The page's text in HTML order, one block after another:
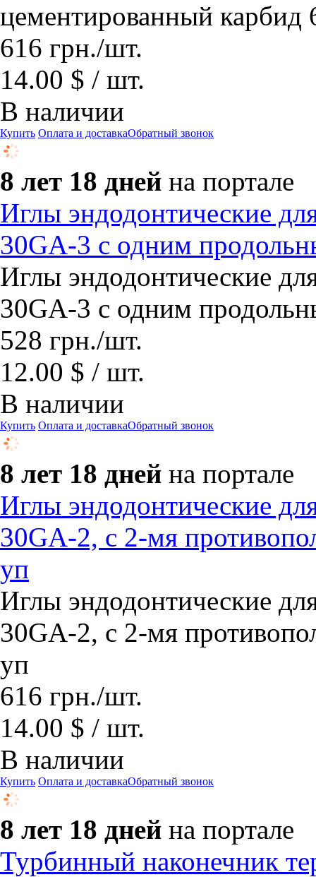
цементированный карбид
616 грн./шт.
14.00 $ / шт.
В наличии
Купить Оплата и доставкаОбратный звонок
8 лет 18 дней на портале
Иглы эндодонтические
30GA-3 с одним
Иглы эндодонтические
30GA-3 с одним
528 грн./шт.
12.00 $ / шт.
В наличии
Купить Оплата и доставкаОбратный звонок
8 лет 18 дней на портале
Иглы эндодонтические
30GA-2, с 2-мя
уп
Иглы эндодонтические
30GA-2, с 2-мя
уп
616 грн./шт.
14.00 $ / шт.
В наличии
Купить Оплата и доставкаОбратный звонок
8 лет 18 дней на портале
Турбинный наконечник